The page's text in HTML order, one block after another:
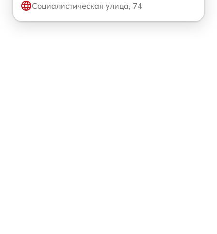
Социалистическая улица, 74